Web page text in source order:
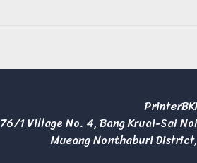
76/1 Village No. 4, Bang Kruai-Sai
Mueang Nonthaburi